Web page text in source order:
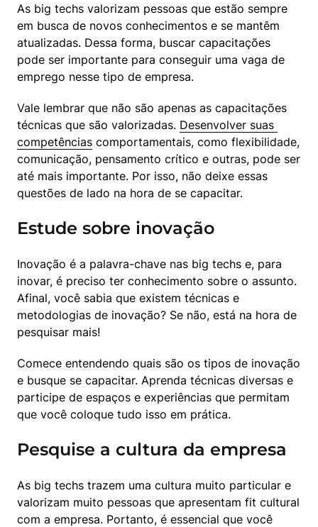
As big techs valorizam pessoas que estão sempre
em busca de novos conhecimentos e se mantêm
atualizadas. Dessa forma, buscar capacitações
pode ser importante para conseguir uma vaga de
emprego nesse tipo de empresa.
Vale lembrar que não são apenas as capacitações
técnicas que são valorizadas. Desenvolver suas
competências comportamentais, como flexibilidade,
comunicação, pensamento crítico e outras, pode ser
até mais importante. Por isso, não deixe essas
questões de lado na hora de se capacitar.
Estude sobre inovação
Inovação é a palavra-chave nas big techs e, para
inovar, é preciso ter conhecimento sobre o assunto.
Afinal, você sabia que existem técnicas e
metodologias de inovação? Se não, está na hora de
pesquisar mais!
Comece entendendo quais são os tipos de inovação
e busque se capacitar. Aprenda técnicas diversas e
participe de espaços e experiências que permitam
que você coloque tudo isso em prática.
Pesquise a cultura da empresa
As big techs trazem uma cultura muito particular e
valorizam muito pessoas que apresentam fit cultural
com a empresa. Portanto, é essencial que você